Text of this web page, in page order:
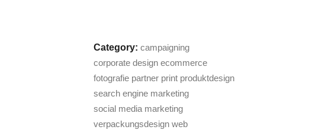
Category: campaigning
corporate design ecommerce
fotografie partner print produktdesign
search engine marketing
social media marketing
verpackungsdesign web